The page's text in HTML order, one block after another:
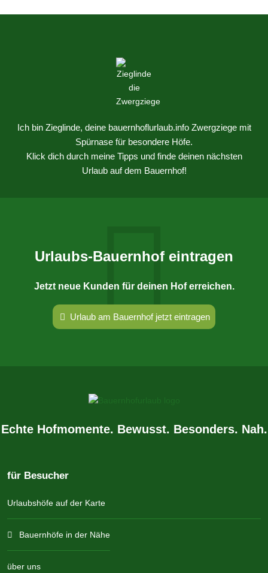
Ich bin Zieglinde, deine bauernhoflurlaub.info Zwergziege mit
Spürnase für besondere Höfe.
Klick dich durch meine Tipps und finde deinen nächsten
Urlaub auf dem Bauernhof!
Urlaubs-Bauernhof eintragen
Jetzt neue Kunden für deinen Hof erreichen.
Urlaub am Bauernhof jetzt eintragen
Echte Hofmomente. Bewusst. Besonders. Nah.
für Besucher
Urlaubshöfe auf der Karte
Bauernhöfe in der Nähe
über uns